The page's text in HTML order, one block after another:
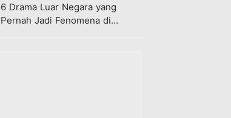
6 Drama Luar Negara yang
Pernah Jadi Fenomena di